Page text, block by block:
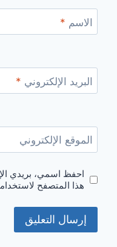
الاسم *
البريد الإلكتروني *
الموقع الإلكتروني
احفظ اسمي، بريدي
هذا المتصفح